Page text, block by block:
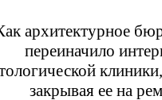
архитектурное
переиначило
закрывая ее на